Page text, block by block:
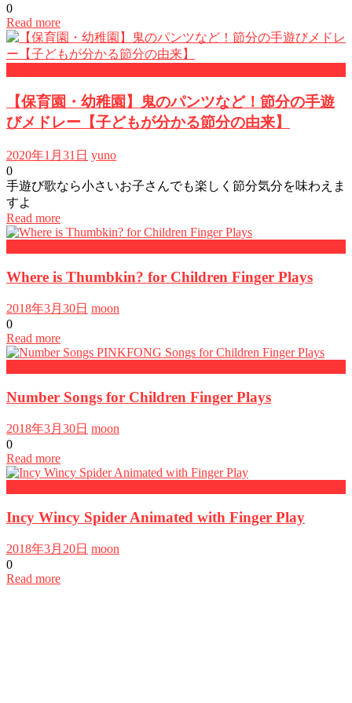
0
Read more
【保育園・幼稚園】鬼のパンツなど！節分の手遊
びメドレー【子どもが分かる節分の由来】
2020年1月31日 yuno
0
手遊び歌なら小さいお子さんでも楽しく節分気分を味わえま
すよ
Read more
Where is Thumbkin? for Children Finger Plays
2018年3月30日 moon
0
Read more
Number Songs for Children Finger Plays
2018年3月30日 moon
0
Read more
Incy Wincy Spider Animated with Finger Play
2018年3月20日 moon
0
Read more